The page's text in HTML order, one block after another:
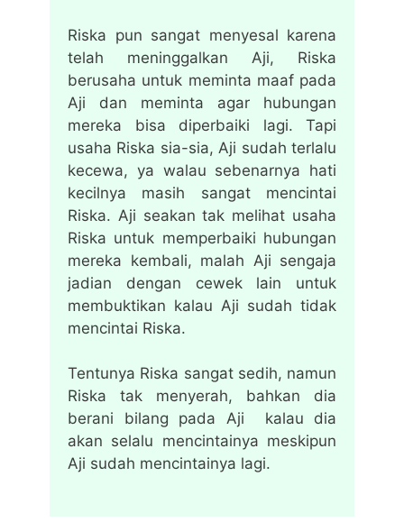
Riska pun sangat menyesal karena
telah meninggalkan Aji, Riska
berusaha untuk meminta maaf pada
Aji dan meminta agar hubungan
mereka bisa diperbaiki lagi. Tapi
usaha Riska sia-sia, Aji sudah terlalu
kecewa, ya walau sebenarnya hati
kecilnya masih sangat mencintai
Riska. Aji seakan tak melihat usaha
Riska untuk memperbaiki hubungan
mereka kembali, malah Aji sengaja
jadian dengan cewek lain untuk
membuktikan kalau Aji sudah tidak
mencintai Riska.
Tentunya Riska sangat sedih, namun
Riska tak menyerah, bahkan dia
berani bilang pada Aji kalau dia
akan selalu mencintainya meskipun
Aji sudah mencintainya lagi.